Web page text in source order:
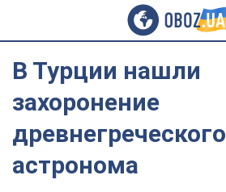
В Турции нашли
захоронение
древнегреческого
астронома